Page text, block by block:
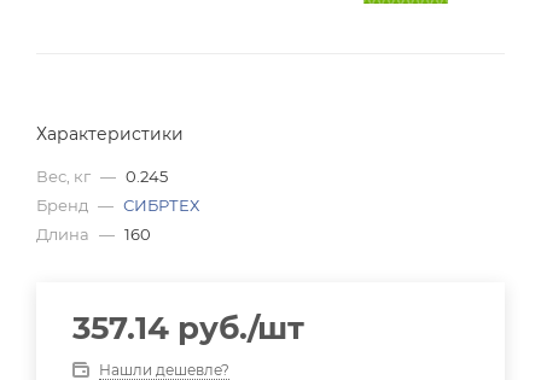
Характеристики
Вес, кг — 0.245
Бренд — СИБРТЕХ
Длина — 160
357.14 руб./шт
Нашли дешевле?